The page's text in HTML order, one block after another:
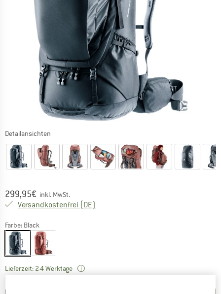
Detailansichten
Preis:
299,95€ inkl. MwSt.
Versandkostenfrei (DE)
Farbe: Black
Lieferzeit: 2-4 Werktage